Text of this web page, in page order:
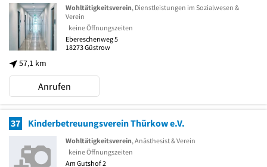
57,1 km
Wohltätigkeitsverein, Dienstleistungen im Sozialwesen &
Verein
keine Öffnungszeiten
Ebereschenweg 5
18273Güstrow
Anrufen
37 Kinderbetreuungsverein Thürkow e.V.
Wohltätigkeitsverein, Anästhesist & Verein
keine Öffnungszeiten
Am Gutshof 2